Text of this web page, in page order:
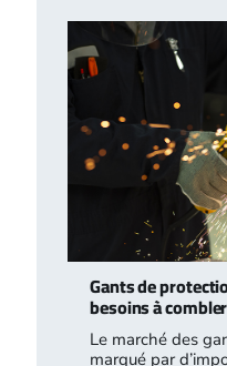
Gants de
besoins à combler
Le marché des
marqué par